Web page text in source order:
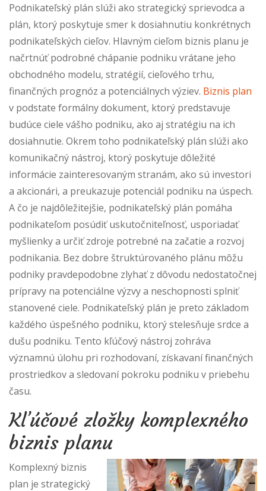
Podnikateľský plán slúži ako strategický sprievodca a
plán, ktorý poskytuje smer k dosiahnutiu konkrétnych
podnikateľských cieľov. Hlavným cieľom biznis planu je
načrtnúť podrobné chápanie podniku vrátane jeho
obchodného modelu, stratégií, cieľového trhu,
finančných prognóz a potenciálnych výziev. Biznis plan
v podstate formálny dokument, ktorý predstavuje
budúce ciele vášho podniku, ako aj stratégiu na ich
dosiahnutie. Okrem toho podnikateľský plán slúži ako
komunikačný nástroj, ktorý poskytuje dôležité
informácie zainteresovaným stranám, ako sú investori
a akcionári, a preukazuje potenciál podniku na úspech.
A čo je najdôležitejšie, podnikateľský plán pomáha
podnikateľom posúdiť uskutočniteľnosť, usporiadať
myšlienky a určiť zdroje potrebné na začatie a rozvoj
podnikania. Bez dobre štruktúrovaného plánu môžu
podniky pravdepodobne zlyhať z dôvodu nedostatočnej
prípravy na potenciálne výzvy a neschopnosti splniť
stanovené ciele. Podnikateľský plán je preto základom
každého úspešného podniku, ktorý stelesňuje srdce a
dušu podniku. Tento kľúčový nástroj zohráva
významnú úlohu pri rozhodovaní, získavaní finančných
prostriedkov a sledovaní pokroku podniku v priebehu
času.
Kľúčové zložky komplexného
biznis planu
Komplexný biznis
plan je strategický